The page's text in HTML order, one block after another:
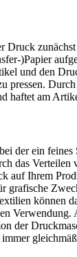
Druck
)Papier
und den
pressen.
haftet am
der ein feines
das Verteilen
auf Ihrem
grafische
können
Verwendung.
der